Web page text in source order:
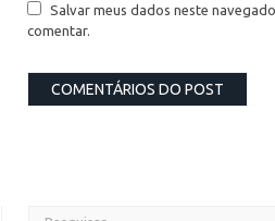
Salvar meus dados neste
comentar.